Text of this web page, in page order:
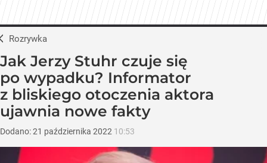
Rozrywka
Jak Jerzy Stuhr czuje się
po wypadku? Informator
z bliskiego otoczenia aktora
ujawnia nowe fakty
Dodano:21 października 2022 10:53